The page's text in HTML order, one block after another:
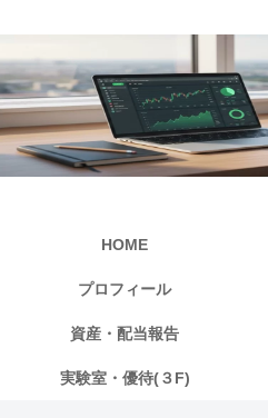
HOME
プロフィール
資産・配当報告
実験室・優待(３F)